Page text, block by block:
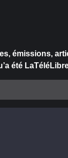
émissions,
été